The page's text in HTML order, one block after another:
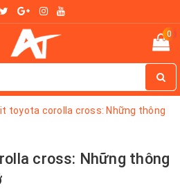
0
toyota corolla cross: Những thông
cross: Những thông